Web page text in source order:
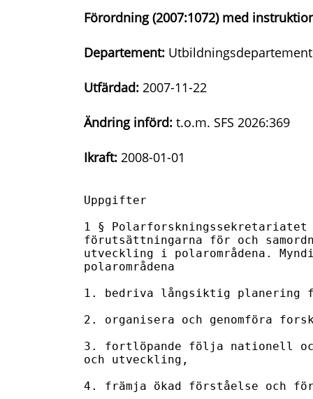
Förordning (2007:1072) med
Departement:
Utfärdad: 2007-11-22
Ändring införd: t.o.m. SFS 2026:369
Ikraft: 2008-01-01
Uppgifter
1 §
förutsättningarna för och
utveckling i polarområdena.
polarområdena
1. bedriva långsiktig planering
2. organisera och genomföra
3. fortlöpande följa nationell
och utveckling,
4. främja ökad förståelse och